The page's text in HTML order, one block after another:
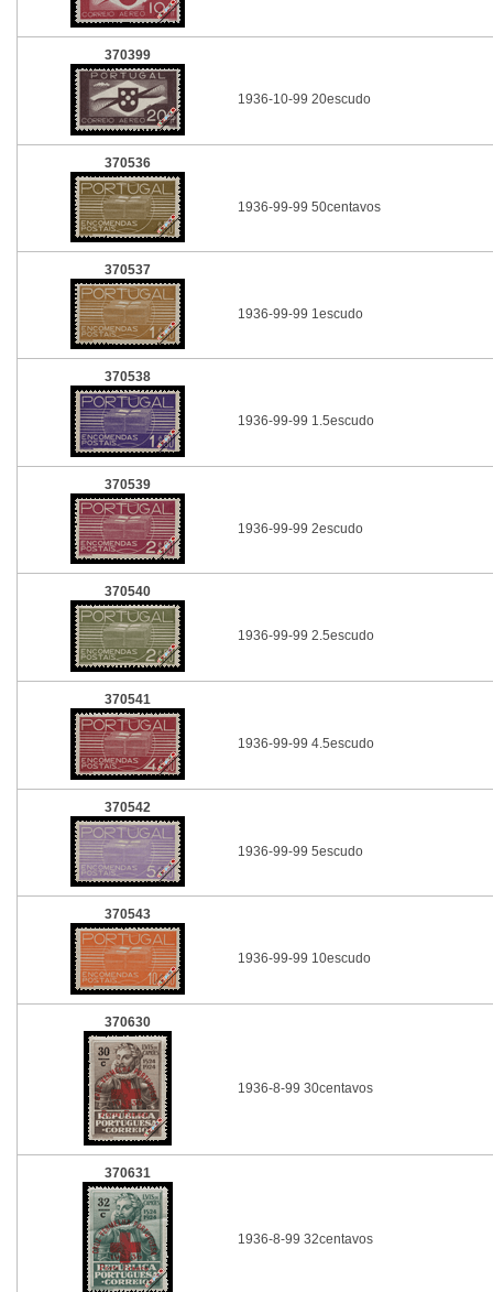
370399
1936-10-99 20escudo
370536
1936-99-99 50centavos
370537
1936-99-99 1escudo
370538
1936-99-99 1.5escudo
370539
1936-99-99 2escudo
370540
1936-99-99 2.5escudo
370541
1936-99-99 4.5escudo
370542
1936-99-99 5escudo
370543
1936-99-99 10escudo
370630
1936-8-99 30centavos
370631
1936-8-99 32centavos